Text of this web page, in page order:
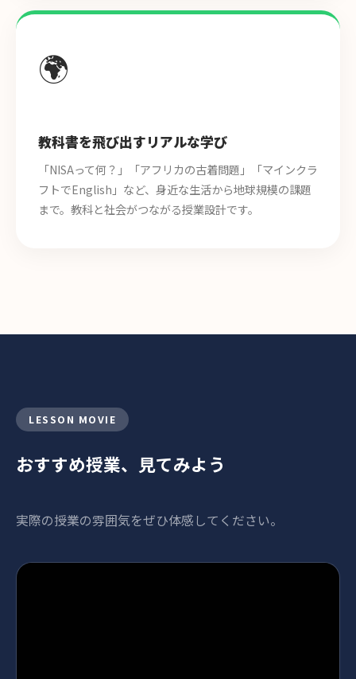
🌍
教科書を飛び出すリアルな学び
「NISAって何？」「アフリカの古着問題」「マインクラ
フトでEnglish」など、身近な生活から地球規模の課題
まで。教科と社会がつながる授業設計です。
LESSON MOVIE
おすすめ授業、見てみよう
実際の授業の雰囲気をぜひ体感してください。